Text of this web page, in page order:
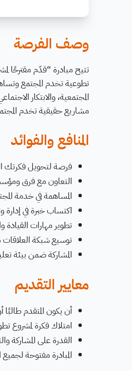
وصف الفرصة
تطوعية تخدم المجتمع
مشاريع حقيقية تخدم
المنافع والفوائد
فرصة لتحويل فكرتك
التعاون مع فرق
المساهمة في خدمة
اكتساب خبرة في إدارة
تطوير مهارات
توسيع شبكة العلاقات
المشاركة ضمن بيئة
معايير التقديم
أن يكون المتقدم
امتلاك فكرة لمشروع
القدرة على المشاركة
المبادرة مفتوحة